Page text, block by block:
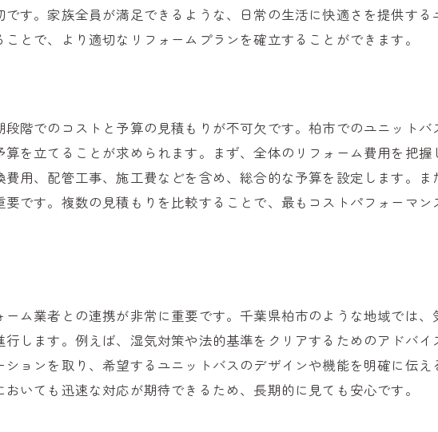
ム計画に組み込むべき最新のトレンド
理想のユニットバスを実現するテクニック
宅事情に合わせたデザインアプローチ
サルデザインを取り入れた快適な空間作り
スペースを有効活用するレイアウトの工夫
ンドリーなリフォームオプション
する最新の設備と機能
高めるための収納アイデア
を未然に防ぐためのチェックリスト
リーを意識した設計のポイント
点から見たメンテナンスの重要性
す。家族全員が満足できるような、日常の生活に快適さを提供す
とで、より適切なリフォームプランを確立することができます。
階でのコストと予算の見積もりが不可欠です。柏市でのユニットバ
を立てることが求められます。まず、全体のリフォーム費用を把
用、配管工事、施工費などを含め、総合的な予算を設定します。ま
です。複数の見積もりを比較することで、最もコストパフォーマ
ム業者との連携が非常に重要です。千葉県柏市のような地域では
します。例えば、湿気対策や法的基準をクリアするためのアドバイ
ョンを取り、希望するユニットバスのデザインや機能を明確に伝え
いても迅速な対応が期待できるため、長期的に見ても安心です。